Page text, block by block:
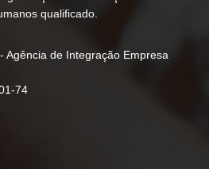
qualificado.
Agência de Integração Empresa
74